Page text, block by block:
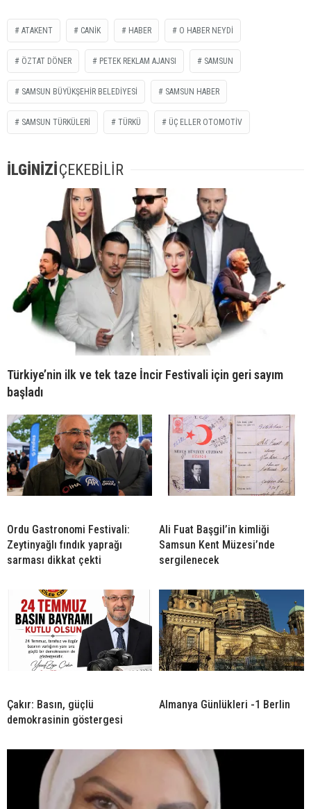
ATAKENT CANİK HABER O HABER NEYDİ
ÖZTAT DÖNER PETEK REKLAM AJANSI SAMSUN
SAMSUN BÜYÜKŞEHİR BELEDİYESİ SAMSUN HABER
SAMSUN TÜRKÜLERİ TÜRKÜ ÜÇ ELLER OTOMOTİV
İLGİNİZİÇEKEBİLİR
Türkiye’nin ilk ve tek taze İncir Festivali için geri sayım
başladı
Ordu Gastronomi Festivali:
Zeytinyağlı fındık yaprağı
sarması dikkat çekti
Ali Fuat Başgil’in kimliği
Samsun Kent Müzesi’nde
sergilenecek
Çakır: Basın, güçlü
demokrasinin göstergesi
Almanya Günlükleri -1 Berlin